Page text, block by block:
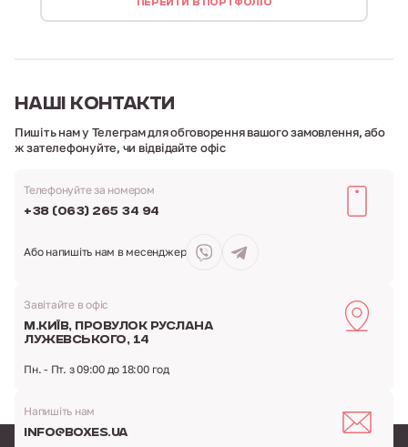
ПЕРЕЙТИ В ПОРТФОЛІО
НАШІ КОНТАКТИ
Пишіть нам у Телеграм для обговорення вашого замовлення,або
ж зателефонуйте, чи відвідайте офіс
Телефонуйте за номером
+38 (063) 265 34 94
Або напишіть нам в месенджер
Завітайте в офіс
м.Київ,провулок Руслана
Лужевського, 14
Пн. - Пт. з 09:00 до 18:00 год
Напишіть нам
info@boxes.ua